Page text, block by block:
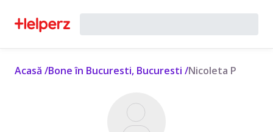
Acasă /Bone în Bucuresti, Bucuresti /Nicoleta P